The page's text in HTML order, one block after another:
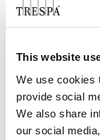
This website
We use cookies
provide social
We also share
our social